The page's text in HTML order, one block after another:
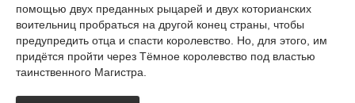
помощью двух преданных рыцарей и двух которианских
воительниц пробраться на другой конец страны, чтобы
предупредить отца и спасти королевство. Но, для этого, им
придётся пройти через Тёмное королевство под властью
таинственного Магистра.